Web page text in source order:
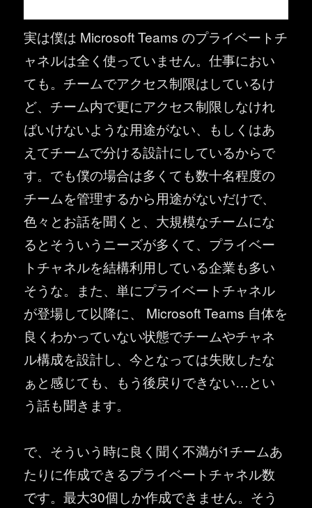
実は僕は Microsoft Teams のプライベートチ
ャネルは全く使っていません。仕事におい
ても。チームでアクセス制限はしているけ
ど、チーム内で更にアクセス制限しなけれ
ばいけないような用途がない、もしくはあ
えてチームで分ける設計にしているからで
す。でも僕の場合は多くても数十名程度の
チームを管理するから用途がないだけで、
色々とお話を聞くと、大規模なチームにな
るとそういうニーズが多くて、プライベー
トチャネルを結構利用している企業も多い
そうな。また、単にプライベートチャネル
が登場して以降に、 Microsoft Teams 自体を
良くわかっていない状態でチームやチャネ
ル構成を設計し、今となっては失敗したな
ぁと感じても、もう後戻りできない…とい
う話も聞きます。
で、そういう時に良く聞く不満が1チームあ
たりに作成できるプライベートチャネル数
です。最大30個しか作成できません。そう